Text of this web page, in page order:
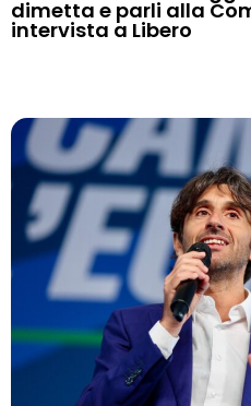
dimetta e parli alla
intervista a Libero